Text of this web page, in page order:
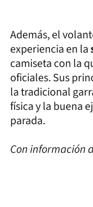
Además, el
experiencia en la
camiseta con la
oficiales. Sus
la tradicional
física y la buena
parada.
Con información